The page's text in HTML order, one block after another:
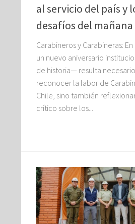
al servicio del país y
desafíos del mañana
Carabineros y Carabineras:
un nuevo aniversario
de historia— resulta
reconocer la labor de
Chile, sino también
crítico sobre los...